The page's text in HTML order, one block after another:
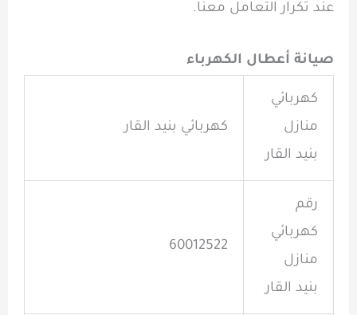
عند تكرار التعامل معنا.
صيانة أعطال الكهرباء
كهربائي
منازل
بنيد القار
كهربائي بنيد القار
رقم
كهربائي
منازل
بنيد القار
60012522